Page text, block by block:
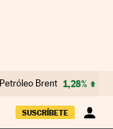
Petróleo Brent 1,28%
SUSCRÍBETE